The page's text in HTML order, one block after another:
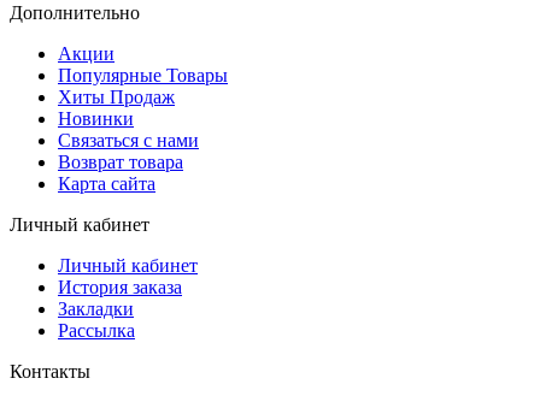
Дополнительно
Акции
Популярные Товары
Хиты Продаж
Новинки
Связаться с нами
Возврат товара
Карта сайта
Личный кабинет
Личный кабинет
История заказа
Закладки
Рассылка
Контакты